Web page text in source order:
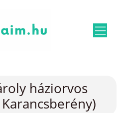
háziorvos